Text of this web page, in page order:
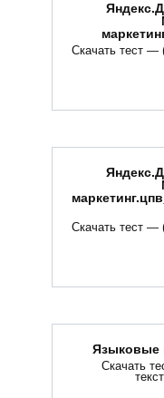
Скачать тест —
Скачать тест —
Языковые
Скачать